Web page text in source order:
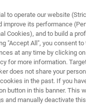
品とソリューション
to operate our website
improve its performance
Cookies), and to build a
"Accept All", you consent to
at any time by clicking
for more information.
does not share your
in the past. If you
button in this banner. This
and manually deactivate